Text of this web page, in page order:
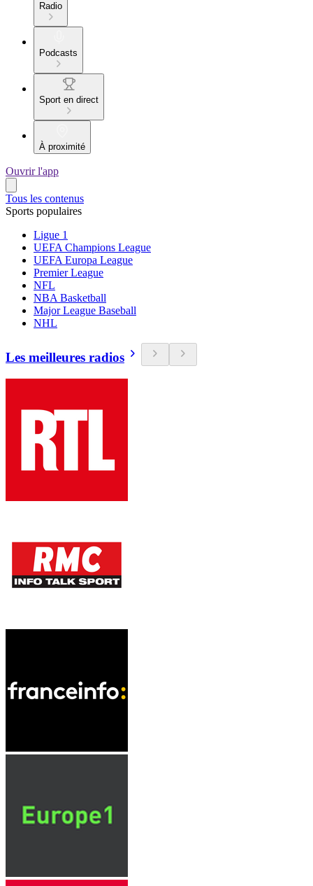
Radio
Podcasts
Sport en direct
À proximité
Ouvrir l'app
Tous les contenus
Sports populaires
Ligue 1
UEFA Champions League
UEFA Europa League
Premier League
NFL
NBA Basketball
Major League Baseball
NHL
Les meilleures radios